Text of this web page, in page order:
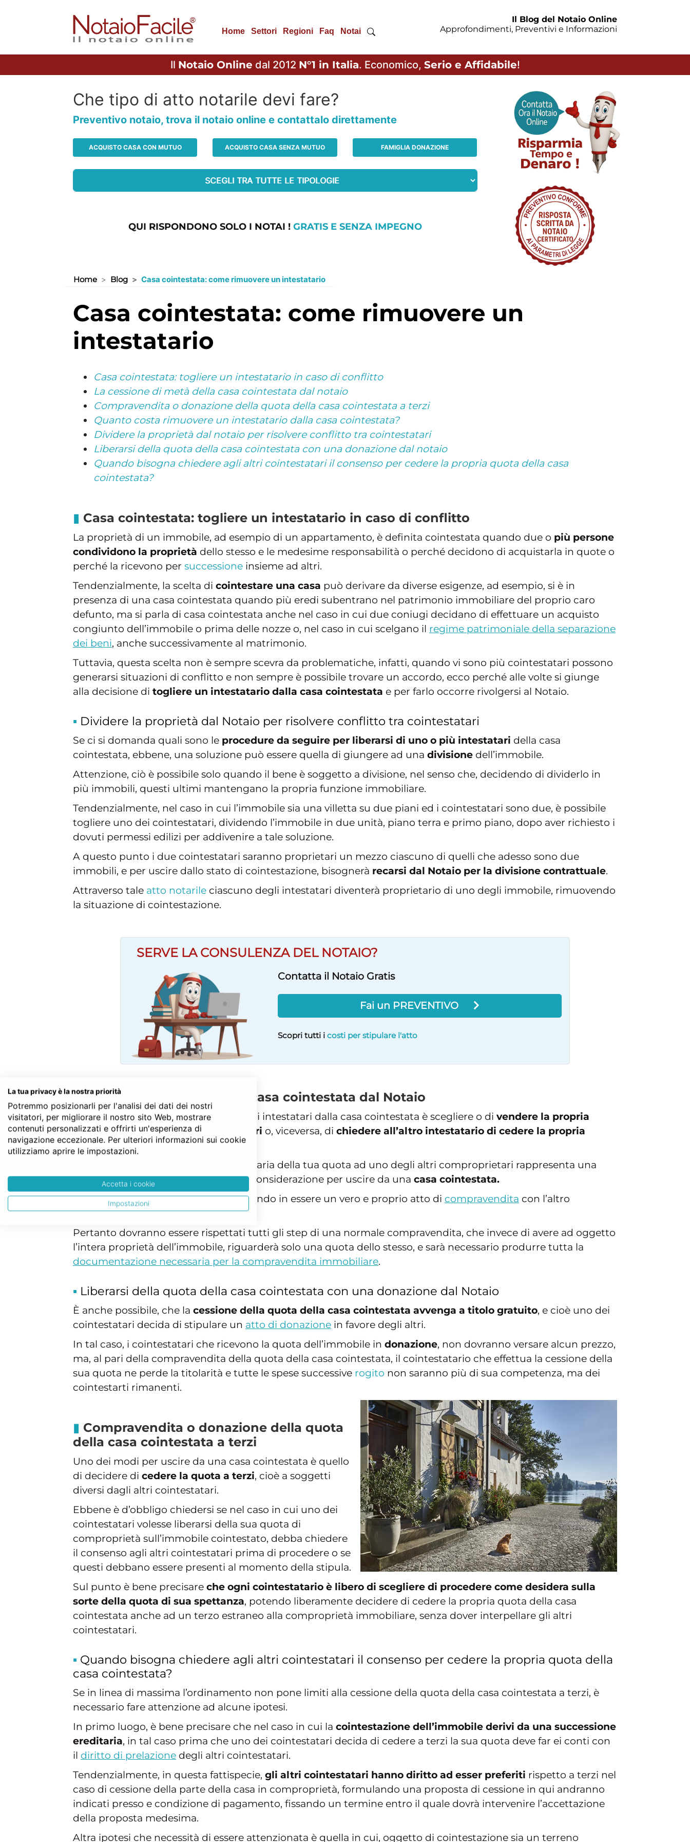
Home Settori Regioni Faq Notai
Il Blog del Notaio Online
Approfondimenti, Preventivi e Informazioni
Il Notaio Online dal 2012 N°1 in Italia. Economico, Serio e Affidabile!
Che tipo di atto notarile devi fare?
Preventivo notaio, trova il notaio online e contattalo direttamente
ACQUISTO CASA CON MUTUO ACQUISTO CASA SENZA MUTUO FAMIGLIA DONAZIONE
QUI RISPONDONO SOLO I NOTAI ! GRATIS E SENZA IMPEGNO
Home Blog Casa cointestata: come rimuovere un intestatario
casa cointestata: come rimuovere un
intestatario
Casa cointestata: togliere un intestatario in caso di conflitto
La cessione di metà della casa cointestata dal notaio
Compravendita o donazione della quota della casa cointestata a terzi
Quanto costa rimuovere un intestatario dalla casa cointestata?
Dividere la proprietà dal notaio per risolvere conflitto tra cointestatari
Liberarsi della quota della casa cointestata con una donazione dal notaio
Quando bisogna chiedere agli altri cointestatari il consenso per cedere la propria quota della casa
cointestata?
Casa cointestata: togliere un intestatario in caso di conflitto
La proprietà di un immobile, ad esempio di un appartamento, è definita cointestata quando due o più persone
condividono la proprietà dello stesso e le medesime responsabilità o perché decidono di acquistarla in quote o
perché la ricevono per successione insieme ad altri.
Tendenzialmente, la scelta di cointestare una casa può derivare da diverse esigenze, ad esempio, si è in
presenza di una casa cointestata quando più eredi subentrano nel patrimonio immobiliare del proprio caro
defunto, ma si parla di casa cointestata anche nel caso in cui due coniugi decidano di effettuare un acquisto
congiunto dell’immobile o prima delle nozze o, nel caso in cui scelgano il regime patrimoniale della separazione
dei beni, anche successivamente al matrimonio.
Tuttavia, questa scelta non è sempre scevra da problematiche, infatti, quando vi sono più cointestatari possono
generarsi situazioni di conflitto e non sempre è possibile trovare un accordo, ecco perché alle volte si giunge
alla decisione di togliere un intestatario dalla casa cointestata e per farlo occorre rivolgersi al Notaio.
Dividere la proprietà dal Notaio per risolvere conflitto tra cointestatari
Se ci si domanda quali sono le procedure da seguire per liberarsi di uno o più intestatari della casa
cointestata, ebbene, una soluzione può essere quella di giungere ad una divisione dell’immobile.
Attenzione, ciò è possibile solo quando il bene è soggetto a divisione, nel senso che, decidendo di dividerlo in
più immobili, questi ultimi mantengano la propria funzione immobiliare.
Tendenzialmente, nel caso in cui l’immobile sia una villetta su due piani ed i cointestatari sono due, è possibile
togliere uno dei cointestatari, dividendo l’immobile in due unità, piano terra e primo piano, dopo aver richiesto i
dovuti permessi edilizi per addivenire a tale soluzione.
A questo punto i due cointestatari saranno proprietari un mezzo ciascuno di quelli che adesso sono due
immobili, e per uscire dallo stato di cointestazione, bisognerà recarsi dal Notaio per la divisione contrattuale.
Attraverso tale atto notarile ciascuno degli intestatari diventerà proprietario di uno degli immobile, rimuovendo
la situazione di cointestazione.
SERVE LA CONSULENZA DEL NOTAIO?
Contatta il Notaio Gratis
Fai un PREVENTIVO
Scopri tutti icosti per stipulare l'atto
La cessione di metà della casa cointestata dal Notaio
Uno dei modi per rimuovere uno degli intestatari dalla casa cointestata è scegliere o di vendere la propria
parte di casa agli altri comproprietari o, viceversa, di chiedere all’altro intestatario di cedere la propria
quota.
In linea di massima, la cessione volontaria della tua quota ad uno degli altri comproprietari rappresenta una
delle prime soluzioni da prendere in considerazione per uscire da una casa cointestata.
La cessione è di normaonerosa, ponendo in essere un vero e proprio atto di compravendita con l’altro
cointestatario.
Pertanto dovranno essere rispettati tutti gli step di una normale compravendita, che invece di avere ad oggetto
l’intera proprietà dell’immobile, riguarderà solo una quota dello stesso, e sarà necessario produrre tutta la
documentazione necessaria per la compravendita immobiliare.
Liberarsi della quota della casa cointestata con una donazione dal Notaio
È anche possibile, che la cessione della quota della casa cointestata avvenga a titolo gratuito, e cioè uno dei
cointestatari decida di stipulare un atto di donazione in favore degli altri.
In tal caso, i cointestatari che ricevono la quota dell’immobile in donazione, non dovranno versare alcun prezzo,
ma, al pari della compravendita della quota della casa cointestata, il cointestatario che effettua la cessione della
sua quota ne perde la titolarità e tutte le spese successive rogito non saranno più di sua competenza, ma dei
cointestarti rimanenti.
Compravendita o donazione della quota
della casa cointestata a terzi
Uno dei modi per uscire da una casa cointestata è quello
di decidere di cedere la quota a terzi, cioè a soggetti
diversi dagli altri cointestatari.
Ebbene è d’obbligo chiedersi se nel caso in cui uno dei
cointestatari volesse liberarsi della sua quota di
comproprietà sull’immobile cointestato, debba chiedere
il consenso agli altri cointestatari prima di procedere o se
questi debbano essere presenti al momento della stipula.
Sul punto è bene precisare che ogni cointestatario è libero di scegliere di procedere come desidera sulla
sorte della quota di sua spettanza, potendo liberamente decidere di cedere la propria quota della casa
cointestata anche ad un terzo estraneo alla comproprietà immobiliare, senza dover interpellare gli altri
cointestatari.
Quando bisogna chiedere agli altri cointestatari il consenso per cedere la propria quota della
casa cointestata?
Se in linea di massima l’ordinamento non pone limiti alla cessione della quota della casa cointestata a terzi, è
necessario fare attenzione ad alcune ipotesi.
In primo luogo, è bene precisare che nel caso in cui la cointestazione dell’immobile derivi da una successione
ereditaria, in tal caso prima che uno dei cointestatari decida di cedere a terzi la sua quota deve far ei conti con
il diritto di prelazione degli altri cointestatari.
Tendenzialmente, in questa fattispecie, gli altri cointestatari hanno diritto ad esser preferiti rispetto a terzi nel
caso di cessione della parte della casa in comproprietà, formulando una proposta di cessione in qui andranno
indicati presso e condizione di pagamento, fissando un termine entro il quale dovrà intervenire l’accettazione
della proposta medesima.
Altra ipotesi che necessità di essere attenzionata è quella in cui, oggetto di cointestazione sia un terreno
La tua privacy è la nostra priorità
Potremmo posizionarli per l'analisi dei dati dei nostri
visitatori, per migliorare il nostro sito Web, mostrare
contenuti personalizzati e offrirti un'esperienza di
navigazione eccezionale. Per ulteriori informazioni sui cookie
utilizziamo aprire le impostazioni.
Accetta i cookie
Impostazioni